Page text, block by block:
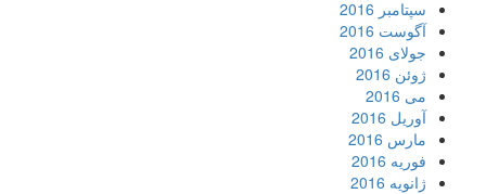
سپتامبر 2016
آگوست 2016
جولای 2016
ژوئن 2016
می 2016
آوریل 2016
مارس 2016
فوریه 2016
ژانویه 2016